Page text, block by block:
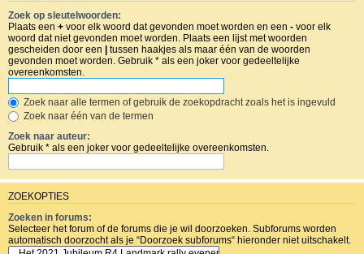
Zoek op sleutelwoorden:
Plaats een + voor elk woord dat gevonden moet worden en een - voor elk
woord dat niet gevonden moet worden. Plaats een lijst met woorden
gescheiden door een | tussen haakjes als maar één van de woorden
gevonden moet worden. Gebruik * als een joker voor gedeeltelijke
overeenkomsten.
Zoek naar alle termen of gebruik de zoekopdracht zoals het is ingevuld
Zoek naar één van de termen
Zoek naar auteur:
Gebruik * als een joker voor gedeeltelijke overeenkomsten.
ZOEKOPTIES
Zoeken in forums:
Selecteer het forum of de forums die je wil doorzoeken. Subforums worden
automatisch doorzocht als je “Doorzoek subforums“ hieronder niet uitschakelt.